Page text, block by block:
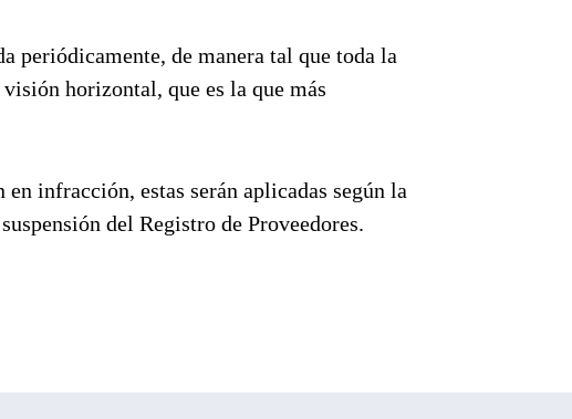
periódicamente, de manera tal que toda la
horizontal, que es la que más
infracción, estas serán aplicadas según la
del Registro de Proveedores.